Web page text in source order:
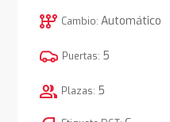
auto_transmission Cambio: Automático
Puertas: 5
group Plazas: 5